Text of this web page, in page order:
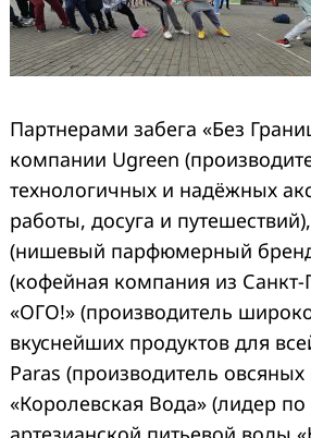
Партнерами забега «Без
компании Ugreen
технологичных и надёжных
работы, досуга и
(нишевый парфюмерный
(кофейная компания из Санкт-
«ОГО!» (производитель
вкуснейших продуктов для
Paras (производитель
«Королевская Вода» (лидер по